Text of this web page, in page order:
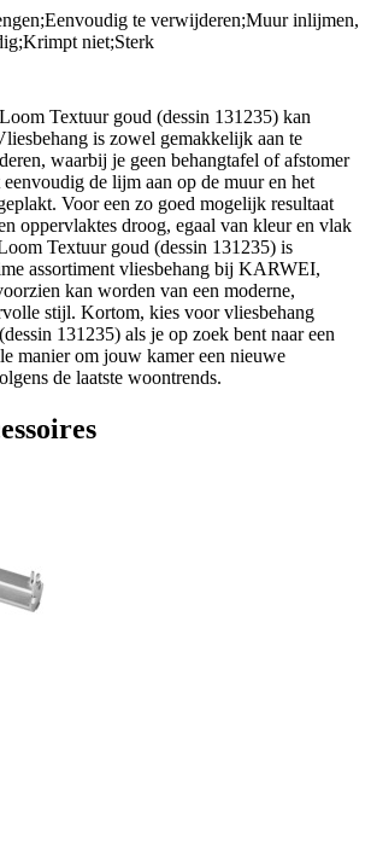
te verwijderen;Muur inlijmen,
niet;Sterk
Textuur goud (dessin 131235) kan
is zowel gemakkelijk aan te
waarbij je geen behangtafel of afstomer
de lijm aan op de muur en het
Voor een zo goed mogelijk resultaat
oppervlaktes droog, egaal van kleur en vlak
Textuur goud (dessin 131235) is
assortiment vliesbehang bij KARWEI,
kan worden van een moderne,
stijl. Kortom, kies voor vliesbehang
131235) als je op zoek bent naar een
manier om jouw kamer een nieuwe
de laatste woontrends.